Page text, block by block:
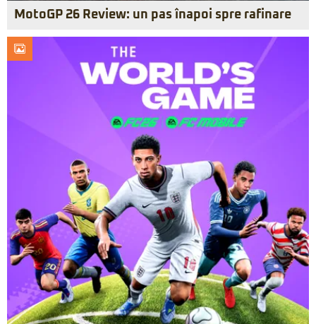
MotoGP 26 Review: un pas înapoi spre rafinare